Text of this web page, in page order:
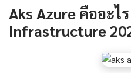
Aks Azure คืออะไ
Infrastructure